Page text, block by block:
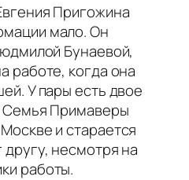
Пригожина
мало. Он
Бунаевой,
работе, когда она
У пары есть двое
Семья Примаверы
и старается
несмотря на
работы.